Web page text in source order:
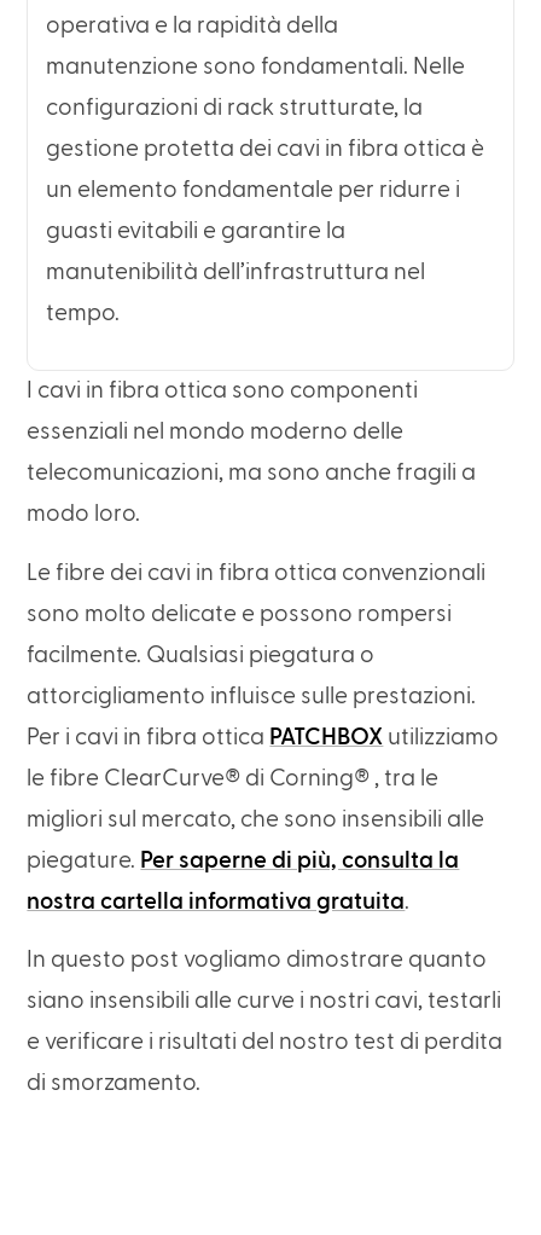
operativa e la rapidità della
manutenzione sono fondamentali. Nelle
configurazioni di rack strutturate, la
gestione protetta dei cavi in fibra ottica è
un elemento fondamentale per ridurre i
guasti evitabili e garantire la
manutenibilità dell’infrastruttura nel
tempo.
I cavi in fibra ottica sono componenti
essenziali nel mondo moderno delle
telecomunicazioni, ma sono anche fragili a
modo loro.
Le fibre dei cavi in fibra ottica convenzionali
sono molto delicate e possono rompersi
facilmente. Qualsiasi piegatura o
attorcigliamento influisce sulle prestazioni.
Per i cavi in fibra ottica PATCHBOX utilizziamo
le fibre ClearCurve® di Corning® , tra le
migliori sul mercato, che sono insensibili alle
piegature. Per saperne di più, consulta la
nostra cartella informativa gratuita.
In questo post vogliamo dimostrare quanto
siano insensibili alle curve i nostri cavi, testarli
e verificare i risultati del nostro test di perdita
di smorzamento.